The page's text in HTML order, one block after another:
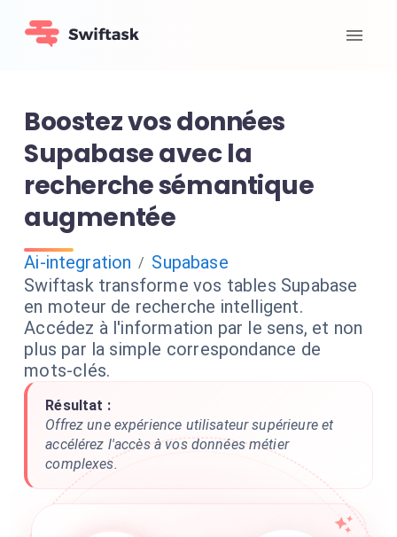
Boostez vos données
Supabase avec la
recherche sémantique
augmentée
Ai-integration / Supabase
Swiftask transforme vos tables Supabase
en moteur de recherche intelligent.
Accédez à l'information par le sens, et non
plus par la simple correspondance de
mots-clés.
Résultat :
Offrez une expérience utilisateur supérieure et
accélérez l'accès à vos données métier
complexes.